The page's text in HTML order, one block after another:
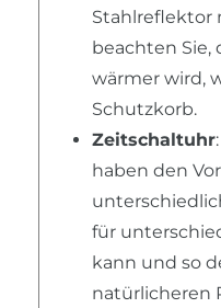
Stahlreflektor
beachten Sie,
wärmer wird,
Schutzkorb.
Zeitschaltuhr
haben den
für
kann und so
natürlicheren